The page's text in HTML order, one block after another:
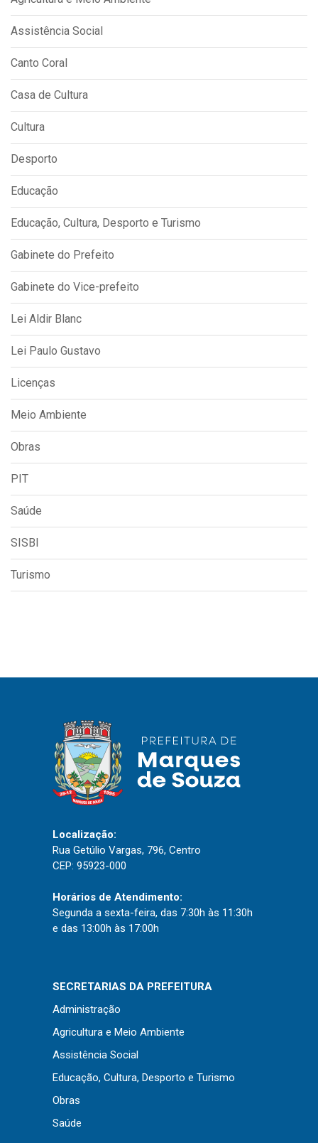
Assistência Social
Canto Coral
Casa de Cultura
Cultura
Desporto
Educação
Educação, Cultura, Desporto e Turismo
Gabinete do Prefeito
Gabinete do Vice-prefeito
Lei Aldir Blanc
Lei Paulo Gustavo
Licenças
Meio Ambiente
Obras
PIT
Saúde
SISBI
Turismo
Localização:
Rua Getúlio Vargas, 796, Centro
CEP: 95923-000
Horários de Atendimento:
Segunda a sexta-feira, das 7:30h às 11:30h
e das 13:00h às 17:00h
SECRETARIAS DA PREFEITURA
Administração
Agricultura e Meio Ambiente
Assistência Social
Educação, Cultura, Desporto e Turismo
Obras
Saúde